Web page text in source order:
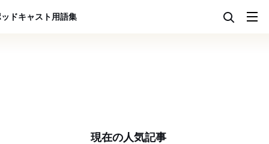
ドキャスト用語集
現在の人気記事